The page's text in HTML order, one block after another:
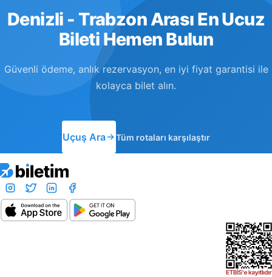
Denizli - Trabzon Arası En Ucuz
Bileti Hemen Bulun
Güvenli ödeme, anlık rezervasyon, en iyi fiyat garantisi ile
kolayca bilet alın.
Uçuş Ara Tüm rotaları karşılaştır